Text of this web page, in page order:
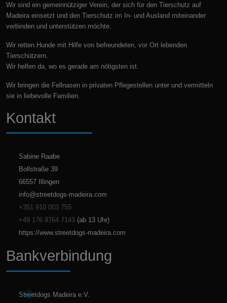
Wir sind ein gemeinnütziger Verein, der sich für den Tierschutz auf
Madeira einsetzt und den Tierschutz im In- und Ausland miteinander
verbinden und unterstützen möchte.
Wir retten Hunde mit Hilfe von befreundeten, vor Ort lebenden
Tierschützern.
Wir helfen da, wo es gerade am nötigsten ist.
Wir bringen die Fellnasen in privaten Pflegestellen unter und vermitteln
sie in liebevolle Familien.
Kontakt
Sabine Raabe
Bollstraße 39
66557 Illingen
info@streetdogs-madeira.com
+351 910 003 755
+49 176 9764 7143 (ab 13 Uhr)
https://www.streetdogs-madeira.com
Bankverbindung
Streetdogs Madeira e.V.